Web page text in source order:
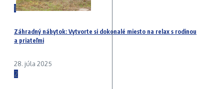
1
Záhradný nábytok: Vytvorte si dokonalé miesto na relax s rodinou
a priateľmi
28. júla 2025
2